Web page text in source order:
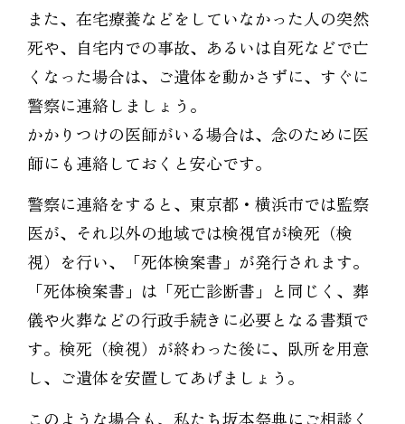
また、在宅療養などをしていなかった人の突然
死や、自宅内での事故、あるいは自死などで亡
くなった場合は、ご遺体を動かさずに、すぐに
警察に連絡しましょう。
かかりつけの医師がいる場合は、念のために医
師にも連絡しておくと安心です。
警察に連絡をすると、東京都・横浜市では監察
医が、それ以外の地域では検視官が検死（検
視）を行い、「死体検案書」が発行されます。
「死体検案書」は「死亡診断書」と同じく、葬
儀や火葬などの行政手続きに必要となる書類で
す。検死（検視）が終わった後に、臥所を用意
し、ご遺体を安置してあげましょう。
このような場合も、私たち坂本祭典にご相談く